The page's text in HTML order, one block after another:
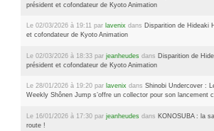
président et cofondateur de Kyoto Animation
Le 02/03/2026 à 19:11 par lavenix dans Disparition de Hideaki
et cofondateur de Kyoto Animation
Le 02/03/2026 à 18:33 parjeanheudes dans Disparition de
président et cofondateur de Kyoto Animation
Le 28/01/2026 à 19:20 par lavenix dansShinobi Undercover :
Weekly Shônen Jump s’offre un collector pour son lancement
Le 16/01/2026 à 17:30 parjeanheudes dans KONOSUBA : la
route !